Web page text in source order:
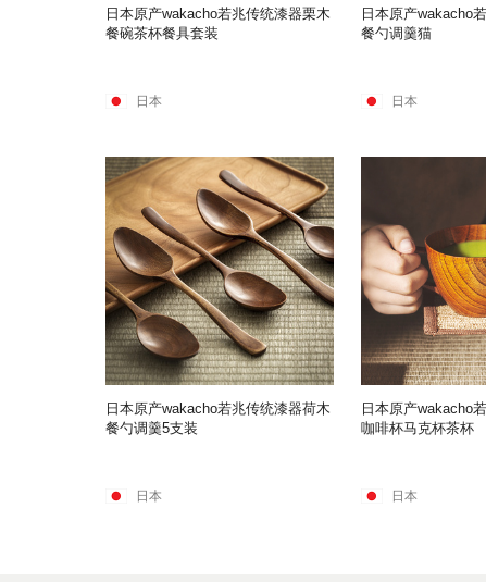
日本原产wakacho若兆传统漆器栗木
餐碗茶杯餐具套装
日本
日本原产wakacho
餐勺调羹猫
日本
日本原产wakacho若兆传统漆器荷木
餐勺调羹5支装
日本
日本原产wakacho
咖啡杯马克杯茶杯
日本